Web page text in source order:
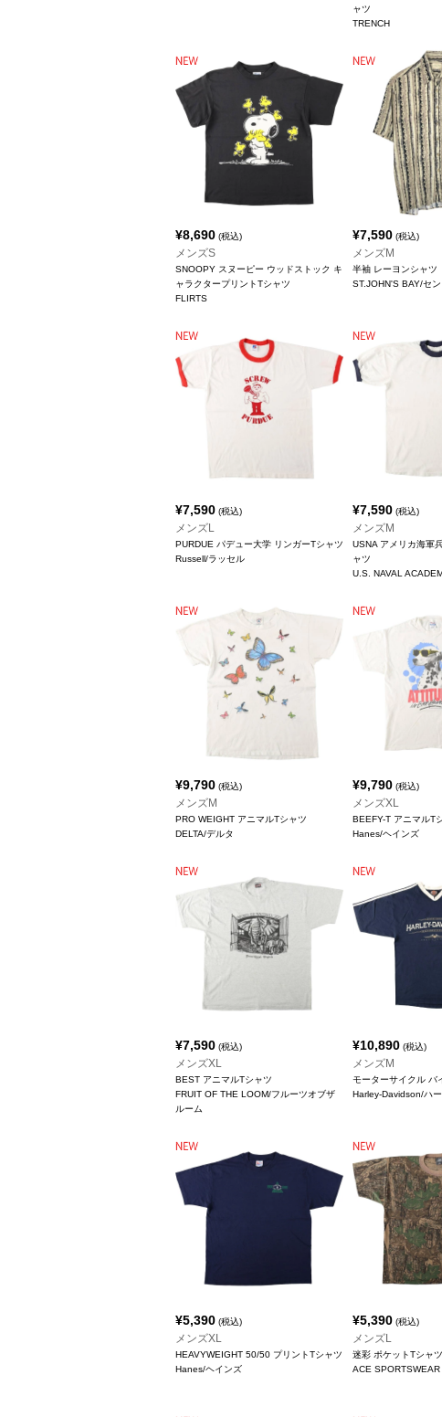
ャツ
TRENCH
¥8,690 (税込)
メンズS
SNOOPY スヌーピー ウッドストック キ
ャラクタープリントTシャツ
FLIRTS
¥7,590 (税込)
メンズM
半袖 レーヨンシャツ
ST.JOHN'S BAY/セ
¥7,590 (税込)
メンズL
PURDUE パデュー大学 リンガーTシャツ
Russell/ラッセル
¥7,590 (税込)
メンズM
USNA アメリカ海軍
ャツ
U.S. NAVAL
¥9,790 (税込)
メンズM
PRO WEIGHT アニマルTシャツ
DELTA/デルタ
¥9,790 (税込)
メンズXL
BEEFY-T アニマルT
Hanes/ヘインズ
¥7,590 (税込)
メンズXL
BEST アニマルTシャツ
FRUIT OF THE LOOM/フルーツオブザ
ルーム
¥10,890 (税込)
メンズM
モーターサイクル バ
Harley-Davidson/ハ
¥5,390 (税込)
メンズXL
HEAVYWEIGHT 50/50 プリントTシャツ
Hanes/ヘインズ
¥5,390 (税込)
メンズL
迷彩 ポケットTシャツ
ACE SPORTSWEAR